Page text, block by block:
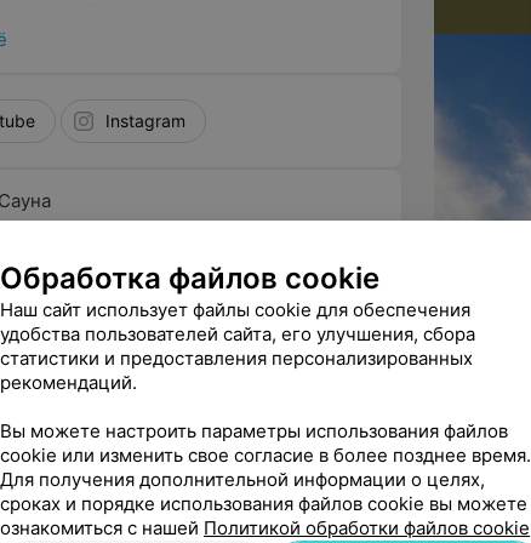
заболеваниями:
последствия травм);
болезнь сердца);
усталости);
Команда санатория включает 39
Instagram
Сауна
- 30 км, г. Дзержинск - 2 км; Минская
р-н., 319-й км автодороги
Брест-Минск-Москва
2-
номер
2-местный 2-
комнатный номер
для ребенка
2-местный 2-
комнатный номер
для ребенка (доп.
Обработка файлов cookie
Наш сайт использует файлы cookie для обеспечения
удобства пользователей сайта, его улучшения, сбора
статистики и предоставления персонализированных
рекомендаций.
Вы можете настроить параметры использования файлов
cookie или изменить свое согласие в более позднее время.
Для получения дополнительной информации о целях,
сроках и порядке использования файлов cookie вы можете
ознакомиться с нашей Политикой обработки файлов cookie